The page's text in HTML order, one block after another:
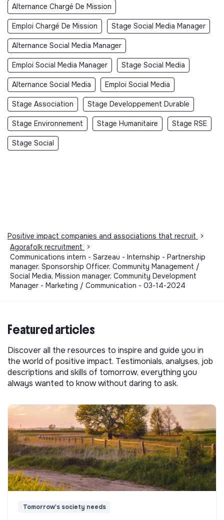
Alternance Chargé De Mission
Emploi Chargé De Mission Stage Social Media Manager
Alternance Social Media Manager
Emploi Social Media Manager Stage Social Media
Alternance Social Media Emploi Social Media
Stage Association Stage Developpement Durable
Stage Environnement Stage Humanitaire Stage RSE
Stage Social
Positive impact companies and associations that recruit
>
Agorafolk recruitment
>
Communications intern - Sarzeau - Internship - Partnership
manager, Sponsorship Officer, Community Management /
Social Media, Mission manager, Community Development
Manager - Marketing / Communication - 03-14-2024
Featured articles
Discover all the resources to inspire and guide you in
the world of positive impact. Testimonials, analyses, job
descriptions and skills of tomorrow, everything you
always wanted to know without daring to ask.
Tomorrow's society needs